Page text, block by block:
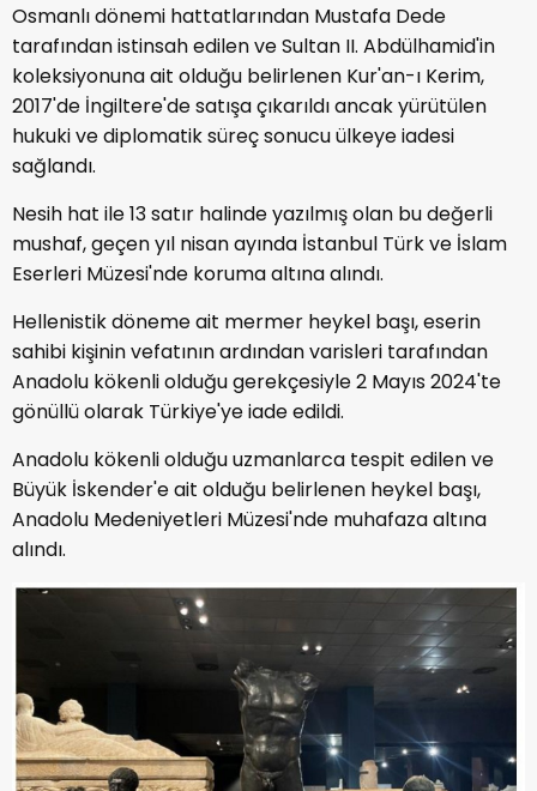
Osmanlı dönemi hattatlarından Mustafa Dede
tarafından istinsah edilen ve Sultan II. Abdülhamid'in
koleksiyonuna ait olduğu belirlenen Kur'an-ı Kerim,
2017'de İngiltere'de satışa çıkarıldı ancak yürütülen
hukuki ve diplomatik süreç sonucu ülkeye iadesi
sağlandı.
Nesih hat ile 13 satır halinde yazılmış olan bu değerli
mushaf, geçen yıl nisan ayında İstanbul Türk ve İslam
Eserleri Müzesi'nde koruma altına alındı.
Hellenistik döneme ait mermer heykel başı, eserin
sahibi kişinin vefatının ardından varisleri tarafından
Anadolu kökenli olduğu gerekçesiyle 2 Mayıs 2024'te
gönüllü olarak Türkiye'ye iade edildi.
Anadolu kökenli olduğu uzmanlarca tespit edilen ve
Büyük İskender'e ait olduğu belirlenen heykel başı,
Anadolu Medeniyetleri Müzesi'nde muhafaza altına
alındı.